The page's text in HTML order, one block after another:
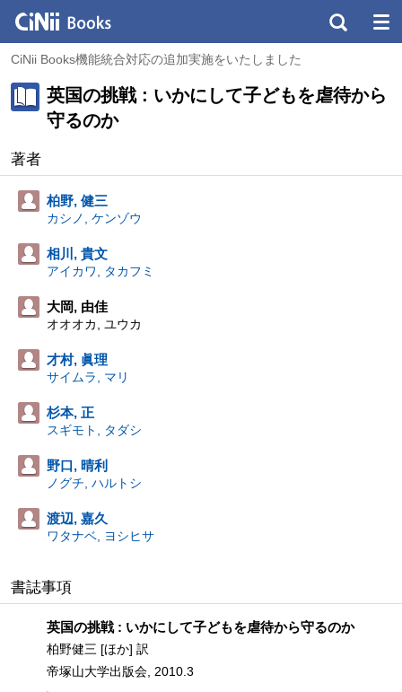
CiNii Books機能統合対応の追加実施をいたしました
英国の挑戦 : いかにして子どもを虐待から
守るのか
著者
柏野, 健三
カシノ, ケンゾウ
相川, 貴文
アイカワ, タカフミ
大岡, 由佳
オオオカ, ユウカ
才村, 眞理
サイムラ, マリ
杉本, 正
スギモト, タダシ
野口, 晴利
ノグチ, ハルトシ
渡辺, 嘉久
ワタナベ, ヨシヒサ
書誌事項
英国の挑戦 : いかにして子どもを虐待から守るのか
柏野健三 [ほか] 訳
帝塚山大学出版会, 2010.3